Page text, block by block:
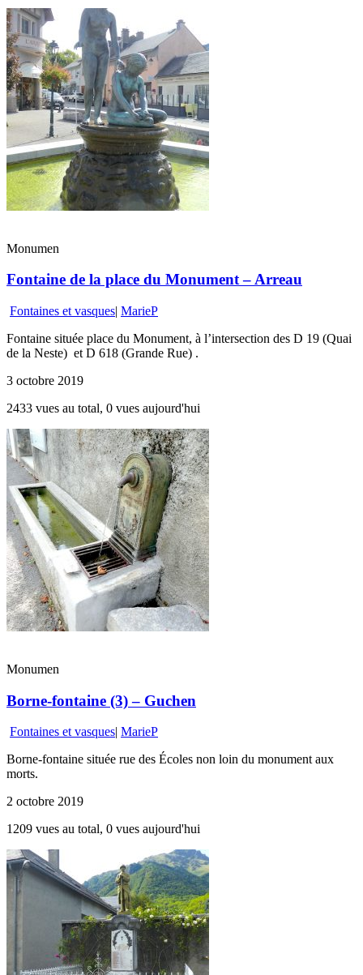
Monumen
Fontaine de la place du Monument – Arreau
Fontaines et vasques| MarieP
Fontaine située place du Monument, à l’intersection des D 19 (Quai
de la Neste) et D 618 (Grande Rue) .
3 octobre 2019
2433 vues au total, 0 vues aujourd'hui
Monumen
Borne-fontaine (3) – Guchen
Fontaines et vasques| MarieP
Borne-fontaine située rue des Écoles non loin du monument aux
morts.
2 octobre 2019
1209 vues au total, 0 vues aujourd'hui